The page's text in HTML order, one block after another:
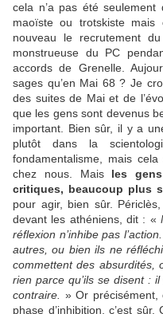
cela n’a pas été seulement
maoïste ou trotskiste mais
nouveau le recrutement
monstrueuse du PC
accords de Grenelle.
sages qu’en Mai 68 ? Je
des suites de Mai et de
que les gens sont devenus
important. Bien sûr, il y a
plutôt dans la
fondamentalisme, mais
chez nous. Mais les
critiques, beaucoup plus
pour agir, bien sûr.
devant les athéniens, dit : «
réflexion n’inhibe pas l’action.
autres, ou bien ils ne
commettent des absurdités,
rien parce qu’ils se disent :
contraire. » Or précisément,
phase d’inhibition, c’est